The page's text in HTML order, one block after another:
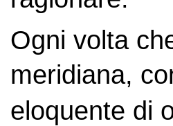
Ogni volta
meridiana,
eloquente di